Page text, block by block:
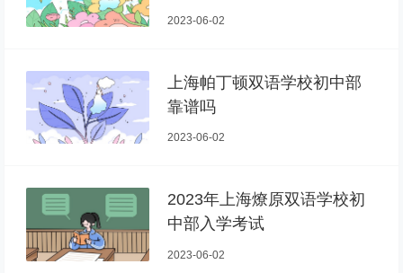
2023-06-02
上海帕丁顿双语学校初中部
靠谱吗
2023-06-02
2023年上海燎原双语学校初
中部入学考试
2023-06-02